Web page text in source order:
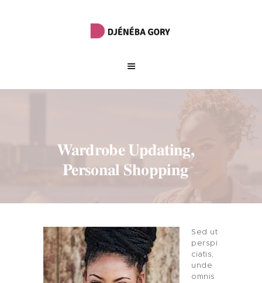
Wardrobe Updating,
Personal Shopping
Sed ut
perspi
ciatis,
unde
omnis